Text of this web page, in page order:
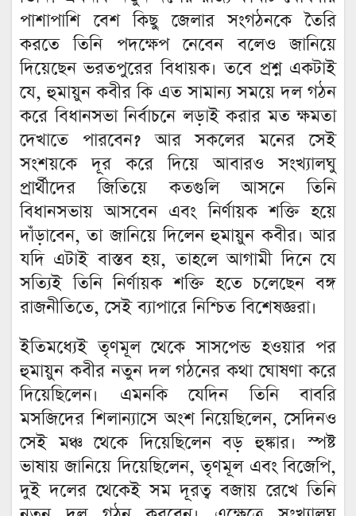
পাশাপাশি বেশ কিছু জেলার সংগঠনকে তৈরি
করতে তিনি পদক্ষেপ নেবেন বলেও জানিয়ে
দিয়েছেন ভরতপুরের বিধায়ক। তবে প্রশ্ন একটাই
যে, হুমায়ুন কবীর কি এত সামান্য সময়ে দল গঠন
করে বিধানসভা নির্বাচনে লড়াই করার মত ক্ষমতা
দেখাতে পারবেন? আর সকলের মনের সেই
সংশয়কে দূর করে দিয়ে আবারও সংখ্যালঘু
প্রার্থীদের জিতিয়ে কতগুলি আসনে তিনি
বিধানসভায় আসবেন এবং নির্ণায়ক শক্তি হয়ে
দাঁড়াবেন, তা জানিয়ে দিলেন হুমায়ুন কবীর। আর
যদি এটাই বাস্তব হয়, তাহলে আগামী দিনে যে
সত্যিই তিনি নির্ণায়ক শক্তি হতে চলেছেন বঙ্গ
রাজনীতিতে, সেই ব্যাপারে নিশ্চিত বিশেষজ্ঞরা।
ইতিমধ্যেই তৃণমূল থেকে সাসপেন্ড হওয়ার পর
হুমায়ুন কবীর নতুন দল গঠনের কথা ঘোষণা করে
দিয়েছিলেন। এমনকি যেদিন তিনি বাবরি
মসজিদের শিলান্যাসে অংশ নিয়েছিলেন, সেদিনও
সেই মঞ্চ থেকে দিয়েছিলেন বড় হুঙ্কার। স্পষ্ট
ভাষায় জানিয়ে দিয়েছিলেন, তৃণমূল এবং বিজেপি,
দুই দলের থেকেই সম দূরত্ব বজায় রেখে তিনি